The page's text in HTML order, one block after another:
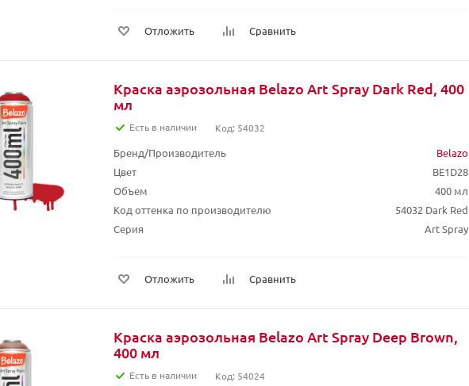
Отложить Сравнить
Краска аэрозольная Belazo Art Spray Dark Red, 400
мл
Есть в наличии Код: 54032
Бренд/Производитель
Belazo
Цвет
BE1D28
Объем
400 мл
Код оттенка по производителю
54032 Dark Red
Серия
Art Spray
Отложить Сравнить
Краска аэрозольная Belazo Art Spray Deep Brown,
400 мл
Есть в наличии Код: 54024